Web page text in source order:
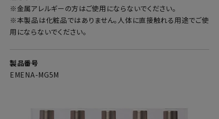
※金属アレルギーの方はご使用にならないでください。
※本製品は化粧品ではありません。人体に直接触れる用途でご使
用にならないでください。
製品番号
EMENA-MG5M